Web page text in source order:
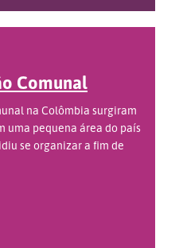
Comunal
na Colômbia surgiram
uma pequena área do país
se organizar a fim de